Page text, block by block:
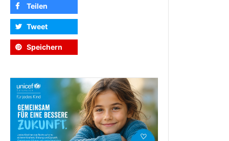
Teilen
Tweet
Speichern